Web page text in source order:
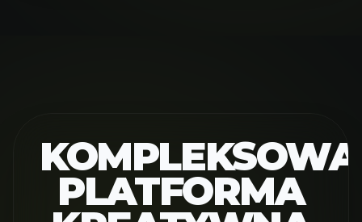
KOMPLEKSOWA
PLATFORMA